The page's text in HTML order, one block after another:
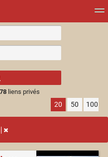
results.
liens privés
20 50 100